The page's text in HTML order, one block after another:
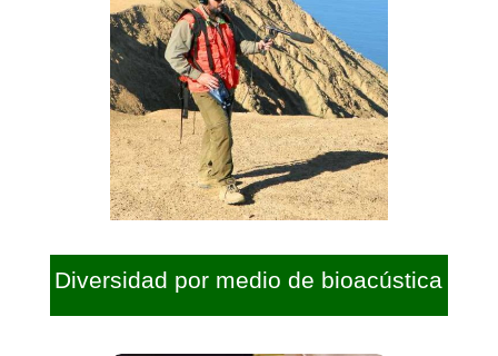
Diversidad por medio de bioacústica